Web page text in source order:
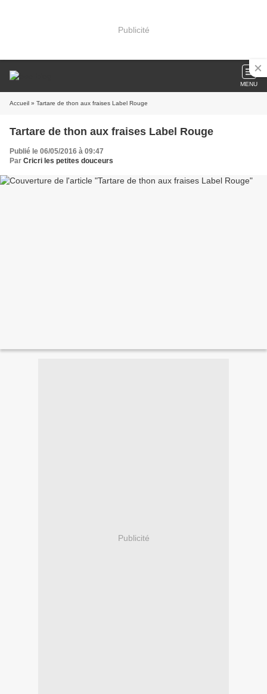
Publicité
MENU
Accueil » Tartare de thon aux fraises Label Rouge
Tartare de thon aux fraises Label Rouge
Publié le 06/05/2016 à 09:47
Par Cricri les petites douceurs
Publicité